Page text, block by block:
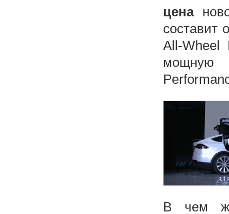
цена
составит
All-Wheel
мощную
В чем же